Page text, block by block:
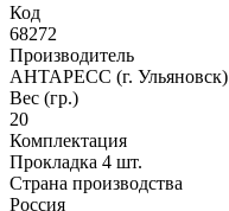
Код
68272
Производитель
АНТАРЕСС (г. Ульяновск)
Вес (гр.)
20
Комплектация
Прокладка 4 шт.
Страна производства
Россия